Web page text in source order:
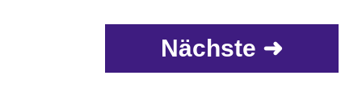
Nächste ➜